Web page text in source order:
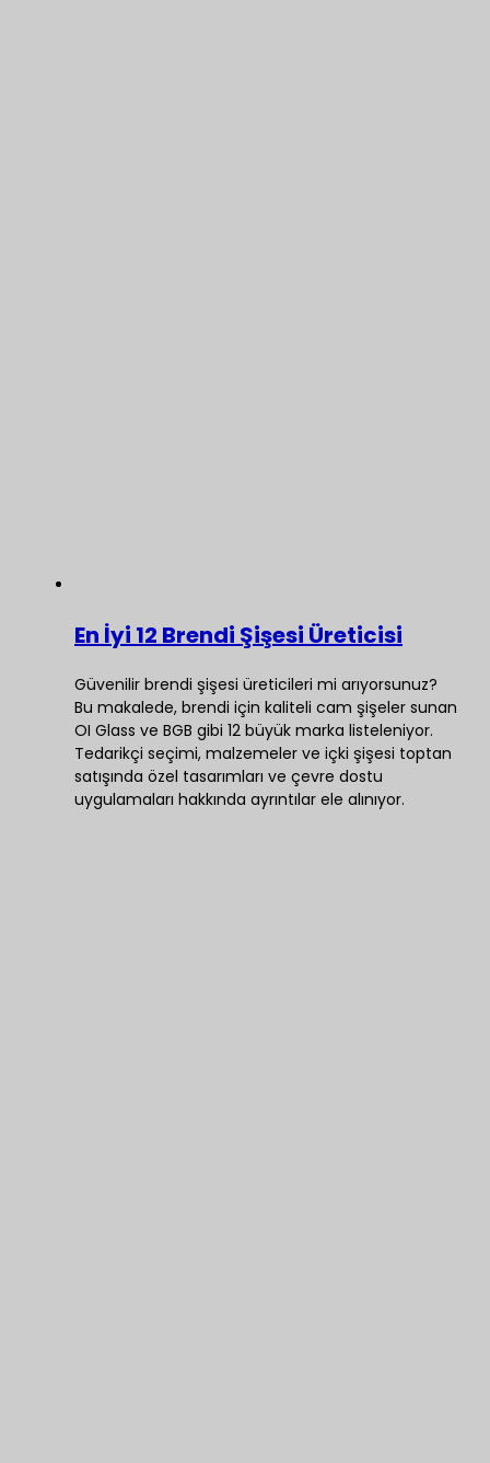
En İyi 12 Brendi Şişesi Üreticisi
Güvenilir brendi şişesi üreticileri mi arıyorsunuz?
Bu makalede, brendi için kaliteli cam şişeler sunan
OI Glass ve BGB gibi 12 büyük marka listeleniyor.
Tedarikçi seçimi, malzemeler ve içki şişesi toptan
satışında özel tasarımları ve çevre dostu
uygulamaları hakkında ayrıntılar ele alınıyor.